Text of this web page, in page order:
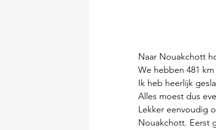
Naar Nouakchott
We hebben 481
Ik heb heerlijk
Alles moest dus
Lekker eenvoudig
Nouakchott. Eerst